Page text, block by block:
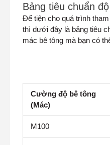
Bảng tiêu chuẩn
Để tiện cho quá trình
thì dưới đây là bảng tiêu
mác bê tông mà bạn có
Cường độ bê tông
(Mác)
M100